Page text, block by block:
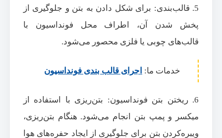
5. قالب‌بندی: برای شکل دادن به بتن و جلوگیری از
پخش شدن آن، اطراف محل فونداسیون با
قالب‌های چوبی یا فلزی محصور می‌شود.
خدمات ما: اجرای قالب بندی فونداسیون
6. ریختن بتن فونداسیون: بتن‌ریزی با استفاده از
میکسر و پمپ بتن انجام می‌شود. هنگام بتن‌ریزی،
ویبره‌کردن بتن برای جلوگیری از ایجاد حفره‌های هوا